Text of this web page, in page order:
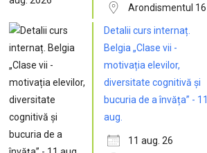
Arondismentul 16
Detalii curs internaț.
Belgia „Clase vii -
motivația elevilor,
diversitate cognitivă și
bucuria de a învăța” - 11
aug.
11 aug. 26